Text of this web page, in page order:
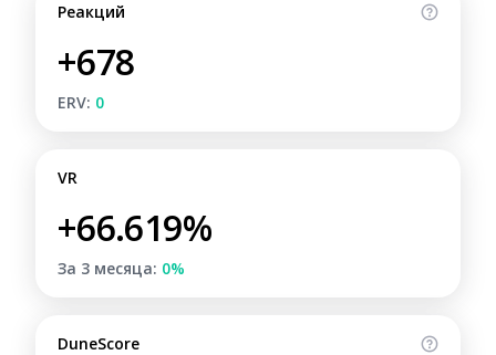
Реакций
+678
ERV: 0
VR
+66.619%
За 3 месяца: 0%
DuneScore